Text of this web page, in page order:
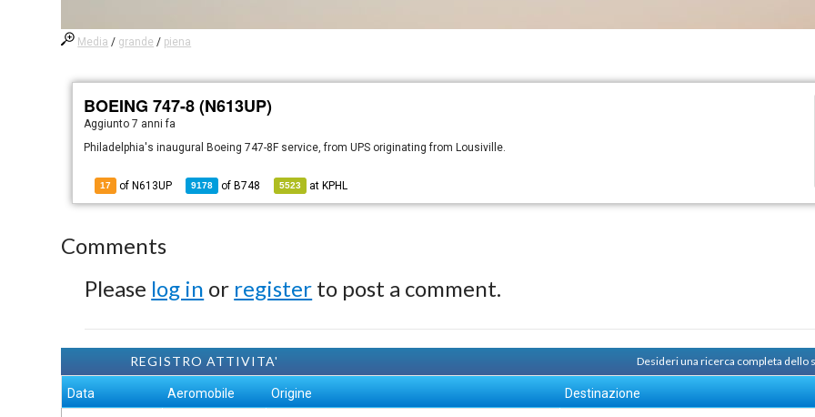
Media / grande / piena
BOEING 747-8 (N613UP)
Aggiunto7 anni fa
Philadelphia's inaugural Boeing 747-8F service, from UPS originating from Lousiville.
17 of N613UP 9178 of B748 5523 at KPHL
Comments
Please log in or register to post a comment.
REGISTRO ATTIVITA' Desideri una ricerca completa dello
Data Aeromobile Origine Destinazione